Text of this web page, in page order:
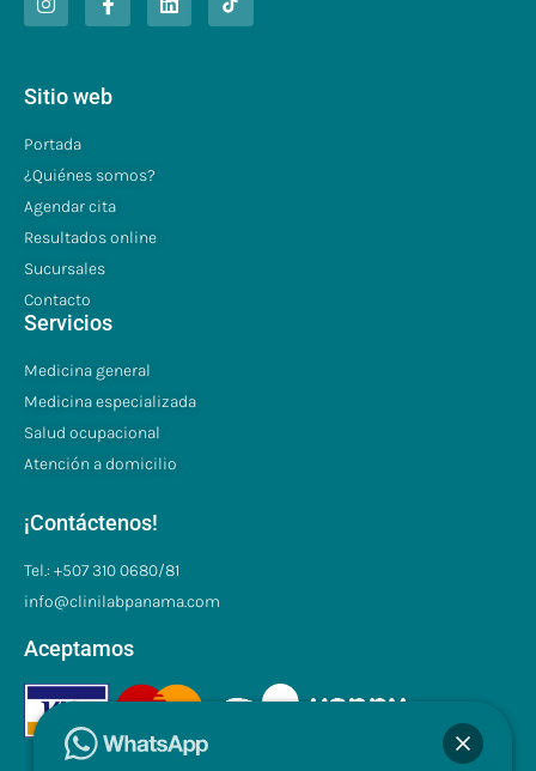
Sitio web
Portada
¿Quiénes somos?
Agendar cita
Resultados online
Sucursales
Contacto
Servicios
Medicina general
Medicina especializada
Salud ocupacional
Atención a domicilio
¡Contáctenos!
Tel.: +507 310 0680/81
info@clinilabpanama.com
Aceptamos